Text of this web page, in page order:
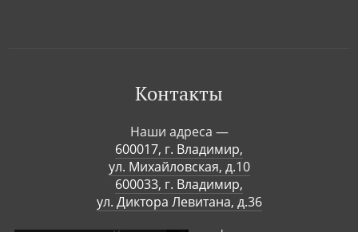
Контакты
Наши адреса —
600017, г. Владимир,
ул. Михайловская, д.10
600033, г. Владимир,
ул. Диктора Левитана, д.36